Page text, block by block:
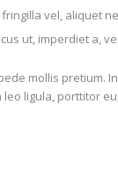
vel, aliquet
ut, imperdiet a,
mollis pretium.
ligula, porttitor